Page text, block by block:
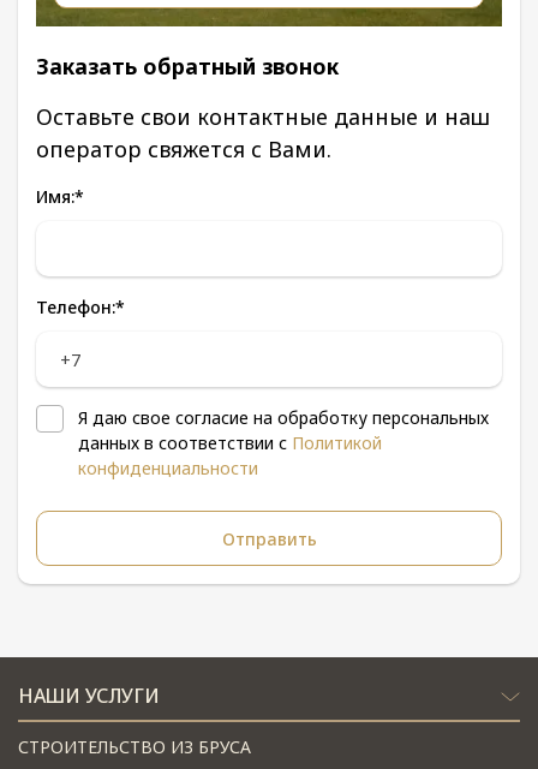
Заказать обратный звонок
Оставьте свои контактные данные и наш
оператор свяжется с Вами.
Имя:*
Телефон:*
Я даю свое согласие на обработку персональных
данных в соответствии с Политикой
конфиденциальности
НАШИ УСЛУГИ
СТРОИТЕЛЬСТВО ИЗ БРУСА